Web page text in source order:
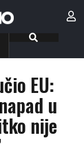
EU:
u
nije